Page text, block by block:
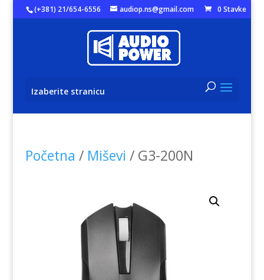
(+381) 21/654-6556 audiop.ns@gmail.com 0 Stavke
Izaberite stranicu
Početna / Miševi / G3-200N